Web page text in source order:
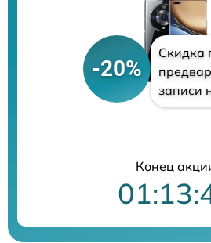
-20%
Скидка
записи
Конец